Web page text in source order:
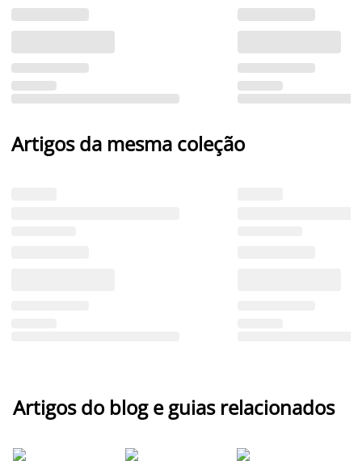
Artigos da mesma coleção
Artigos do blog e guias relacionados